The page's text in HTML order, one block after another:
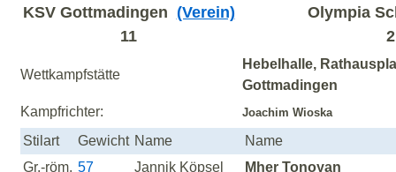
KSV Gottmadingen (Verein)
11
Olympia
Wettkampfstätte
Hebelhalle,
Gottmadingen
Kampfrichter:
Joachim Wioska
Stilart Gewicht Name
Name
Gr.-röm. 57 Jannik Köpsel
Mher Tonoyan